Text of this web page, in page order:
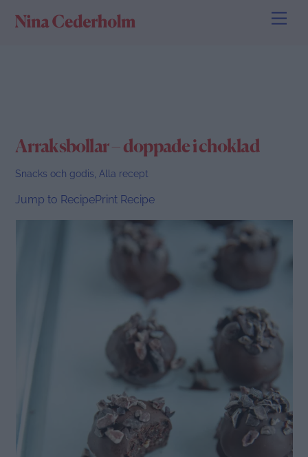
Arraksbollar – doppade i choklad
Snacks och godis Alla recept
Jump to RecipePrint Recipe